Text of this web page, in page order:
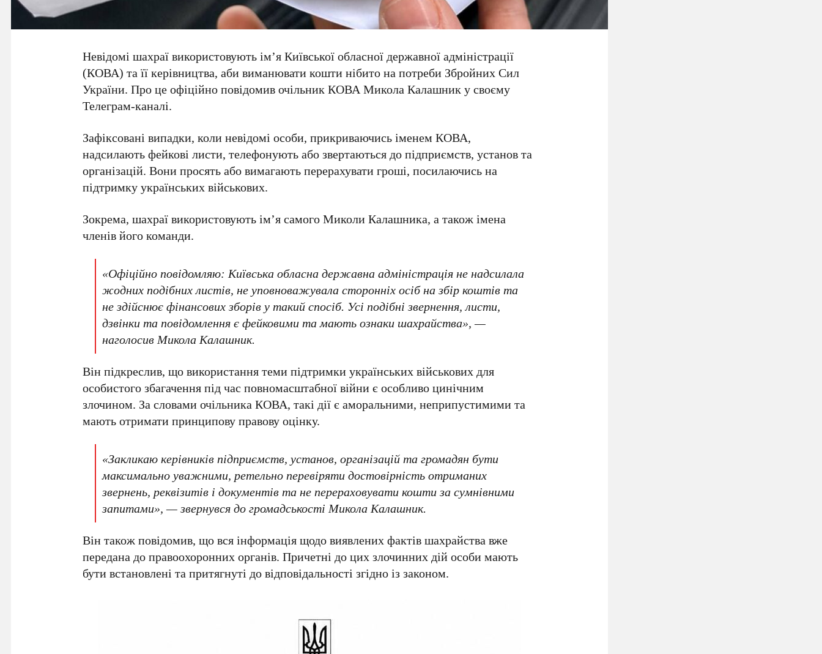
Невідомі шахраї використовують ім’яКиївської обласної державної адміністрації
(КОВА) та її керівництва, аби виманювати кошти нібито на потреби Збройних Сил
України. Про це офіційно повідомив очільник КОВАМикола Калашнику своєму
Телеграм-каналі.
Зафіксовані випадки, коли невідомі особи, прикриваючись іменемКОВА,
надсилають фейкові листи, телефонують або звертаються до підприємств, установ та
організацій. Вони просять або вимагають перерахувати гроші, посилаючись на
підтримку українських військових.
Зокрема, шахраї використовують ім’я самогоМиколи Калашника, а також імена
членів його команди.
«Офіційно повідомляю:Київська обласна державна адміністраціяне надсилала
жодних подібних листів, не уповноважувала сторонніх осіб на збір коштів та
не здійснює фінансових зборів у такий спосіб. Усі подібні звернення, листи,
дзвінки та повідомлення є фейковими та мають ознаки шахрайства», —
наголосивМикола Калашник.
Він підкреслив, що використання теми підтримки українських військових для
особистого збагачення під час повномасштабної війни є особливо цинічним
злочином. За словами очільникаКОВА, такі дії є аморальними, неприпустимими та
мають отримати принципову правову оцінку.
«Закликаю керівників підприємств, установ, організацій та громадян бути
максимально уважними, ретельно перевіряти достовірність отриманих
звернень, реквізитів і документів та не перераховувати кошти за сумнівними
запитами», — звернувся до громадськостіМикола Калашник.
Він також повідомив, що вся інформація щодо виявлених фактів шахрайства вже
передана доправоохоронних органів. Причетні до цих злочинних дій особи мають
бути встановлені та притягнуті до відповідальності згідно із законом.